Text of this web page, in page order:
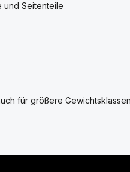
und Seitenteile
für größere